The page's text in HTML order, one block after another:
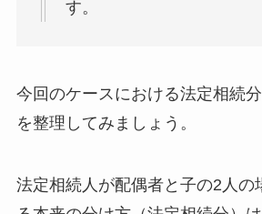
す。
今回のケースにおける法定相続
を整理してみましょう。
法定相続人が配偶者と子の2人の